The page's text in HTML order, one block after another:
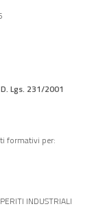
Lgs. 231/2001
formativi per:
INDUSTRIALI